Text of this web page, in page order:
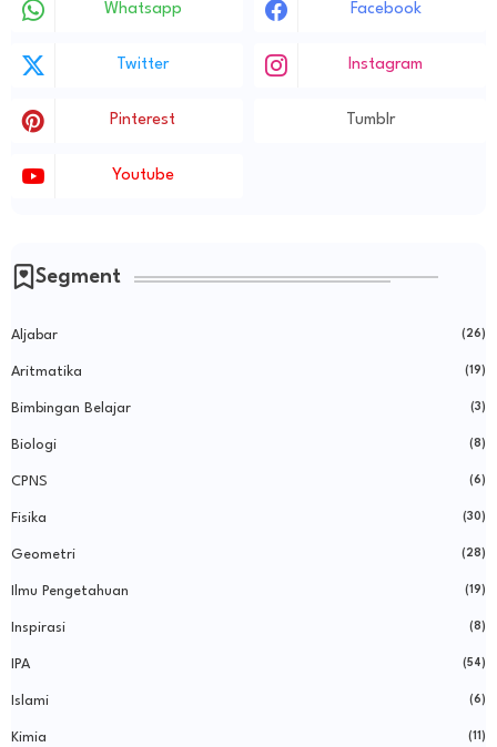
Whatsapp Facebook
Twitter Instagram
Pinterest Tumblr
Youtube
Segment
Aljabar (26)
Aritmatika (19)
Bimbingan Belajar (3)
Biologi (8)
CPNS (6)
Fisika (30)
Geometri (28)
Ilmu Pengetahuan (19)
Inspirasi (8)
IPA (54)
Islami (6)
Kimia (11)